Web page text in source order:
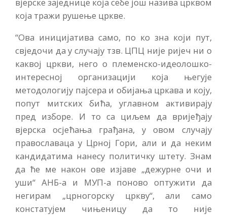
која тражи рушење цркве.
“Ова иницијатива само, по ко зна који пут,
свједочи да у случају тзв. ЦПЦ није ријеч ни о
каквој цркви, него о племенско-идеолошко-
интересној организацији која његује
методологију пајсера и обијања цркава и коју,
попут митских бића, углавном активирају
пред изборе. И то са циљем да вријеђају
вјерска осјећања грађана, у овом случају
православаца у Црној Гори, али и да неким
кандидатима нанесу политичку штету. Знам
да ће ме након ове изјаве „дежурне очи и
уши“ АНБ-а и МУП-а поново оптужити да
негирам „црногорску цркву“, али само
констатујем чињеницу да то није